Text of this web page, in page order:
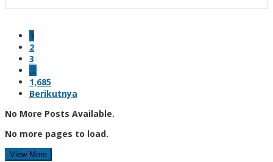
1
2
3
…
1,685
Berikutnya
No More Posts Available.
No more pages to load.
View More